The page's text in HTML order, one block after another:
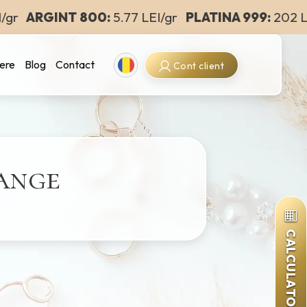
ARGINT 800:5.77 LEI/grPLATINA 999:202
Blog Contact RomanianCont client
CALCULATOR